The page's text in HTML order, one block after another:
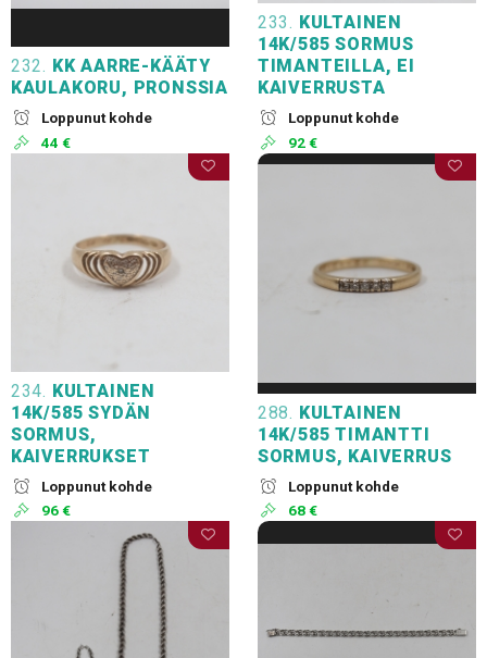
232. KK AARRE-KÄÄTY
KAULAKORU, PRONSSIA
Loppunut kohde
44 €
233. KULTAINEN
14K/585 SORMUS
TIMANTEILLA, EI
KAIVERRUSTA
Loppunut kohde
92 €
234. KULTAINEN
14K/585 SYDÄN
SORMUS,
KAIVERRUKSET
Loppunut kohde
96 €
288. KULTAINEN
14K/585 TIMANTTI
SORMUS, KAIVERRUS
Loppunut kohde
68 €